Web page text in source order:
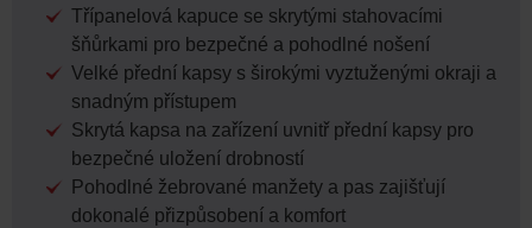
Třípanelová kapuce se skrytými stahovacími
šňůrkami pro bezpečné a pohodlné nošení
Velké přední kapsy s širokými vyztuženými okraji a
snadným přístupem
Skrytá kapsa na zařízení uvnitř přední kapsy pro
bezpečné uložení drobností
Pohodlné žebrované manžety a pas zajišťují
dokonalé přizpůsobení a komfort